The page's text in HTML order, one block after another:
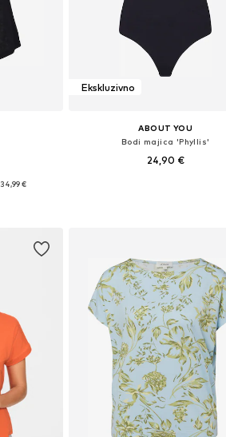
M, XL
34,99 €
Ekskluzivno
ABOUT YOU
Bodi majica 'Phyllis'
24,90 €